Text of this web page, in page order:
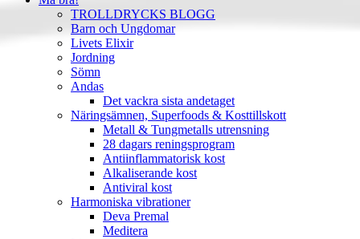
TROLLDRYCKS BLOGG
Barn och Ungdomar
Livets Elixir
Jordning
Sömn
Andas
Det vackra sista andetaget
Näringsämnen, Superfoods & Kosttillskott
Metall & Tungmetalls utrensning
28 dagars reningsprogram
Antiinflammatorisk kost
Alkaliserande kost
Antiviral kost
Harmoniska vibrationer
Deva Premal
Meditera